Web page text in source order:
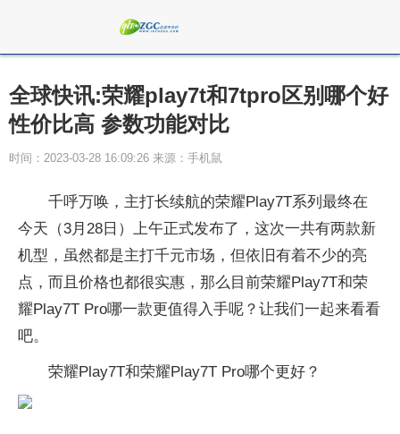
全球快讯:荣耀play7t和7tpro区别哪个好
性价比高 参数功能对比
时间：2023-03-28 16:09:26 来源：手机鼠
千呼万唤，主打长续航的荣耀Play7T系列最终在
今天（3月28日）上午正式发布了，这次一共有两款新
机型，虽然都是主打千元市场，但依旧有着不少的亮
点，而且价格也都很实惠，那么目前荣耀Play7T和荣
耀Play7T Pro哪一款更值得入手呢？让我们一起来看看
吧。
荣耀Play7T和荣耀Play7T Pro哪个更好？